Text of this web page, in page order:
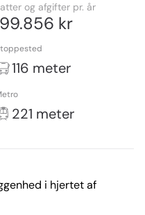
og afgifter pr. år
kr
116 meter
221 meter
i hjertet af